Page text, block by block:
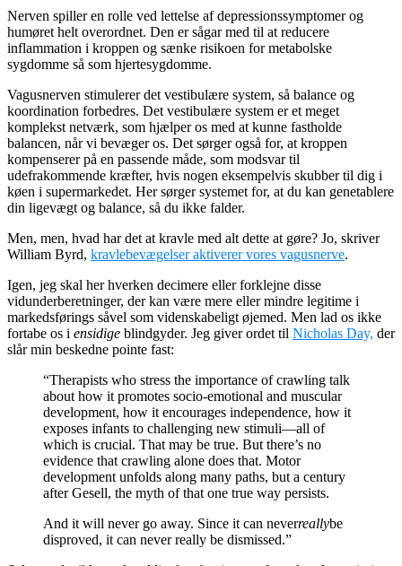
Nerven spiller en rolle ved lettelse af depressionssymptomer og
humøret helt overordnet. Den er sågar med til at reducere
inflammation i kroppen og sænke risikoen for metabolske
sygdomme så som hjertesygdomme.
Vagusnerven stimulerer det vestibulære system, så balance og
koordination forbedres. Det vestibulære system er et meget
komplekst netværk, som hjælper os med at kunne fastholde
balancen, når vi bevæger os. Det sørger også for, at kroppen
kompenserer på en passende måde, som modsvar til
udefrakommende kræfter, hvis nogen eksempelvis skubber til dig i
køen i supermarkedet. Her sørger systemet for, at du kan genetablere
din ligevægt og balance, så du ikke falder.
Men, men, hvad har det at kravle med alt dette at gøre? Jo, skriver
William Byrd, kravlebevægelser aktiverer vores vagusnerve.
Igen, jeg skal her hverken decimere eller forklejne disse
vidunderberetninger, der kan være mere eller mindre legitime i
markedsførings såvel som videnskabeligt øjemed. Men lad os ikke
fortabe os i ensidige blindgyder. Jeg giver ordet til Nicholas Day, der
slår min beskedne pointe fast:
“Therapists who stress the importance of crawling talk
about how it promotes socio-emotional and muscular
development, how it encourages independence, how it
exposes infants to challenging new stimuli—all of
which is crucial. That may be true. But there’s no
evidence that crawling alone does that. Motor
development unfolds along many paths, but a century
after Gesell, the myth of that one true way persists.
And it will never go away. Since it can neverreallybe
disproved, it can never really be dismissed.”